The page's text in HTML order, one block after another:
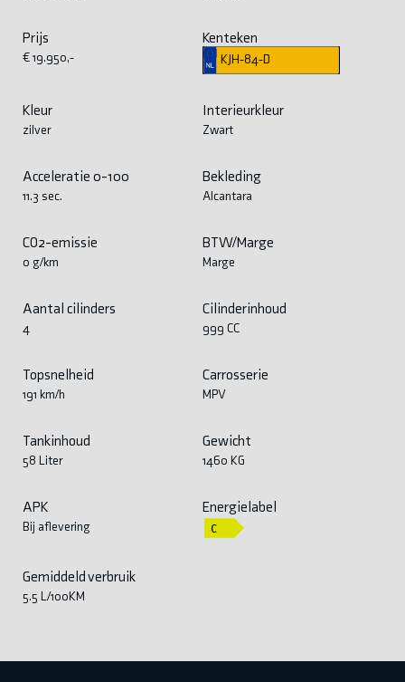
Prijs
€ 19.950,-
Kenteken
KJH-84-D
Kleur
zilver
Interieurkleur
Zwart
Acceleratie 0-100
11.3 sec.
Bekleding
Alcantara
CO2-emissie
0 g/km
BTW/Marge
Marge
Aantal cilinders
4
Cilinderinhoud
999 CC
Topsnelheid
191 km/h
Carrosserie
MPV
Tankinhoud
58 Liter
Gewicht
1460 KG
APK
Bij aflevering
Energielabel
Gemiddeld verbruik
5.5 L/100KM